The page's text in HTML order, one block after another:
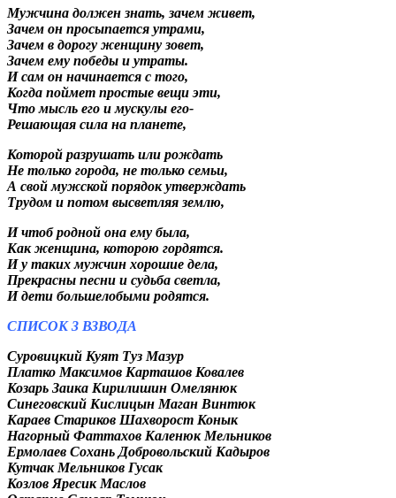
Мужчина должен знать, зачем живет,
Зачем он просыпается утрами,
Зачем в дорогу женщину зовет,
Зачем ему победы и утраты.
И сам он начинается с того,
Когда поймет простые вещи эти,
Что мысль его и мускулы его-
Решающая сила на планете,
Которой разрушать или рождать
Не только города, не только семьи,
А свой мужской порядок утверждать
Трудом и потом высветляя землю,
И чтоб родной она ему была,
Как женщина, которою гордятся.
И у таких мужчин хорошие дела,
Прекрасны песни и судьба светла,
И дети большелобыми родятся.
СПИСОК 3 ВЗВОДА
Суровицкий Куят Туз Мазур
Платко Максимов Карташов Ковалев
Козарь Заика Кирилишин Омелянюк
Синеговский Кислицын Маган Винтюк
Караев Стариков Шахворост Конык
Нагорный Фаттахов Каленюк Мельников
Ермолаев Сохань Добровольский Кадыров
Кутчак Мельников Гусак
Козлов Яресик Маслов